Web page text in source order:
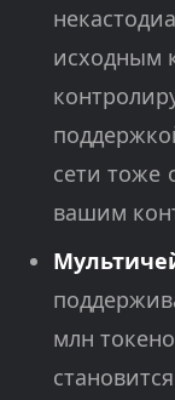
исходным
сети тоже
вашим
млн